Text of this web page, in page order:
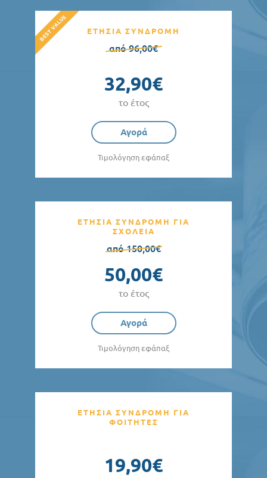
ΕΤΗΣΙΑ ΣΥΝΔΡΟΜΗ
από 96,00€
32,90€
το έτος
Αγορά
Τιμολόγηση εφάπαξ
ΕΤΗΣΙΑ ΣΥΝΔΡΟΜΗ ΓΙΑ
ΣΧΟΛΕΙΑ
από 150,00€
50,00€
το έτος
Αγορά
Τιμολόγηση εφάπαξ
ΕΤΗΣΙΑ ΣΥΝΔΡΟΜΗ ΓΙΑ
ΦΟΙΤΗΤΕΣ
19,90€